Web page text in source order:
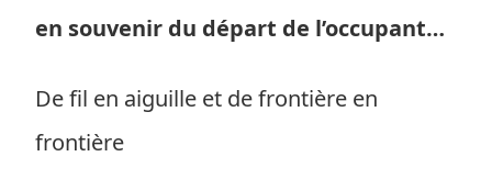
en souvenir du départ de l’occupant…
De fil en aiguille et de frontière en
frontière